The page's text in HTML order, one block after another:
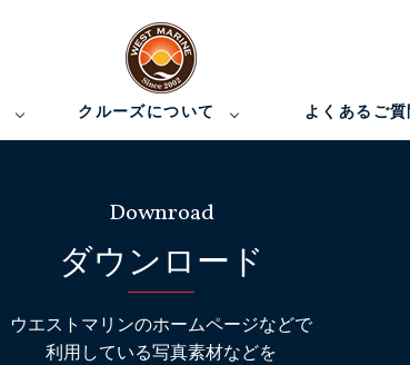
クルーズについて よくあるご質
Downroad
ダウンロード
ウエストマリンのホームページなどで
利用している写真素材などを